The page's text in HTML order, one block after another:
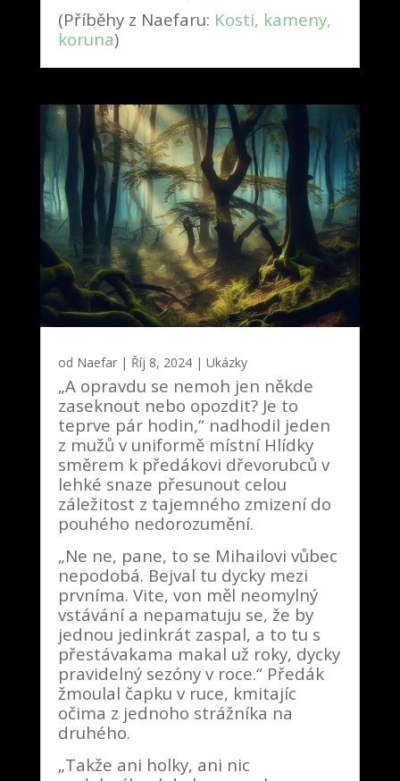
(Příběhy z Naefaru: Kosti, kameny,
koruna)
od Naefar| Říj 8, 2024| Ukázky
„A opravdu se nemoh jen někde
zaseknout nebo opozdit? Je to
teprve pár hodin,“ nadhodil jeden
z mužů v uniformě místní Hlídky
směrem k předákovi dřevorubců v
lehké snaze přesunout celou
záležitost z tajemného zmizení do
pouhého nedorozumění.
„Ne ne, pane, to se Mihailovi vůbec
nepodobá. Bejval tu dycky mezi
prvníma. Vite, von měl neomylný
vstávání a nepamatuju se, že by
jednou jedinkrát zaspal, a to tu s
přestávakama makal už roky, dycky
pravidelný sezóny v roce.“ Předák
žmoulal čapku v ruce, kmitajíc
očima z jednoho strážníka na
druhého.
„Takže ani holky, ani nic